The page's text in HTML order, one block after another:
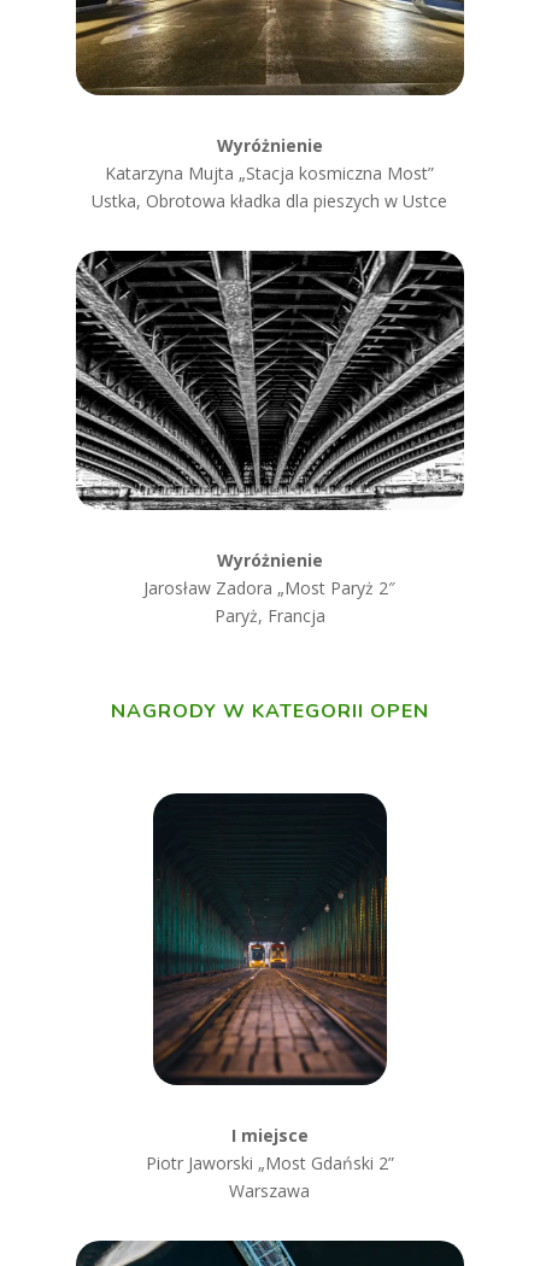
Wyróżnienie
Katarzyna Mujta „Stacja kosmiczna Most”
Ustka, Obrotowa kładka dla pieszych w Ustce
Wyróżnienie
Jarosław Zadora „Most Paryż 2″
Paryż, Francja
NAGRODY W KATEGORII OPEN
I miejsce
Piotr Jaworski „Most Gdański 2”
Warszawa